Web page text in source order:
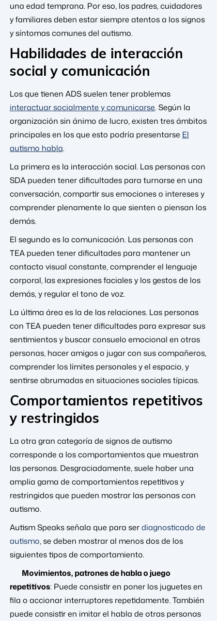
una edad temprana. Por eso, los padres, cuidadores
y familiares deben estar siempre atentos a los signos
y síntomas comunes del autismo.
Habilidades de interacción
social y comunicación
Los que tienen ADS suelen tener problemas
interactuar socialmente y comunicarse. Según la
organización sin ánimo de lucro, existen tres ámbitos
principales en los que esto podría presentarse El
autismo habla.
La primera es la interacción social. Las personas con
SDA pueden tener dificultades para turnarse en una
conversación, compartir sus emociones o intereses y
comprender plenamente lo que sienten o piensan los
demás.
El segundo es la comunicación. Las personas con
TEA pueden tener dificultades para mantener un
contacto visual constante, comprender el lenguaje
corporal, las expresiones faciales y los gestos de los
demás, y regular el tono de voz.
La última área es la de las relaciones. Las personas
con TEA pueden tener dificultades para expresar sus
sentimientos y buscar consuelo emocional en otras
personas, hacer amigos o jugar con sus compañeros,
comprender los límites personales y el espacio, y
sentirse abrumadas en situaciones sociales típicas.
Comportamientos repetitivos
y restringidos
La otra gran categoría de signos de autismo
corresponde a los comportamientos que muestran
las personas. Desgraciadamente, suele haber una
amplia gama de comportamientos repetitivos y
restringidos que pueden mostrar las personas con
autismo.
Autism Speaks señala que para serdiagnosticado de
autismo, se deben mostrar al menos dos de los
siguientes tipos de comportamiento.
Movimientos, patrones de habla o juego
repetitivos: Puede consistir en poner los juguetes en
fila o accionar interruptores repetidamente. También
puede consistir en imitar el habla de otras personas